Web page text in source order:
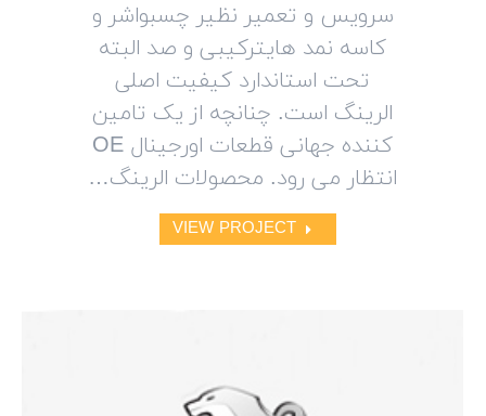
سرویس و تعمیر نظیر چسبواشر و
کاسه نمد هایترکیبی و صد البته
تحت استاندارد کیفیت اصلی
الرینگ است. چنانچه از یک تامین
کننده جهانی قطعات اورجینال OE
انتظار می رود. محصولات الرینگ…
VIEW PROJECT